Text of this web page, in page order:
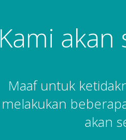
Kami akan
Maaf untuk
melakukan
akan